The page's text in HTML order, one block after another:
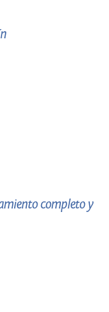
completo y